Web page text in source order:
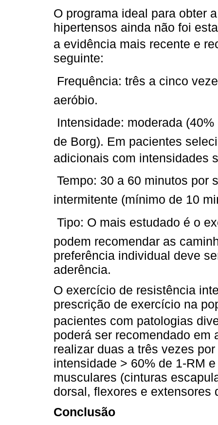
O programa ideal para obter
hipertensos ainda não foi
a evidência mais recente e
seguinte:
 Frequência: três a cinco
aeróbio.
 Intensidade: moderada
de Borg). Em pacientes
adicionais com intensidades
 Tempo: 30 a 60 minutos
intermitente (mínimo de 10
 Tipo: O mais estudado é o
podem recomendar as
preferência individual deve
aderência.
O exercício de resistência
prescrição de exercício na
pacientes com patologias
poderá ser recomendado
realizar duas a três vezes
intensidade > 60% de 1-RM
musculares (cinturas
dorsal, flexores e extensores
Conclusão